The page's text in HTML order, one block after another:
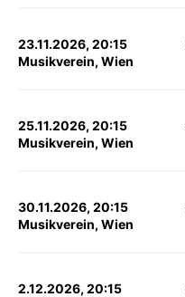
23.11.2026, 20:15
Musikverein, Wien
25.11.2026, 20:15
Musikverein, Wien
30.11.2026, 20:15
Musikverein, Wien
2.12.2026, 20:15